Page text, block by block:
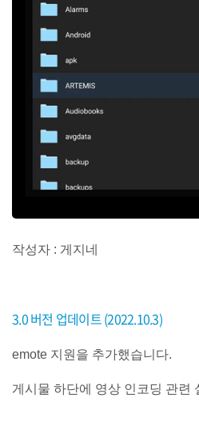
작성자 : 게지네
3.0 버전 업데이트 (2022.10.3)
emote 지원을 추가했습니다.
게시물 하단에 영상 인코딩 관련